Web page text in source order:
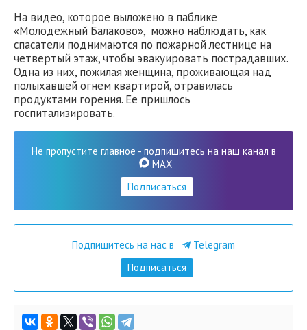
На видео, которое выложено в паблике
«Молодежный Балаково», можно наблюдать, как
спасатели поднимаются по пожарной лестнице на
четвертый этаж, чтобы эвакуировать пострадавших.
Одна из них, пожилая женщина, проживающая над
полыхавшей огнем квартирой, отравилась
продуктами горения. Ее пришлось
госпитализировать.
Не пропустите главное - подпишитесь на наш канал в
MAX
Подписаться
Подпишитесь на нас в
Telegram
Подписаться